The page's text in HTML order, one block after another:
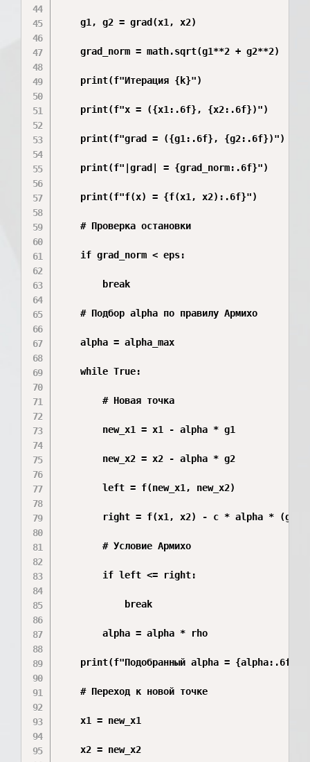
    g1, g2 = grad(x1, x2)
    grad_norm = math.sqrt(g1**2 + g2**2)
    print(f"Итерация {k}")
    print(f"x = ({x1:.6f}, {x2:.6f})")
    print(f"grad = ({g1:.6f}, {g2:.6f})")
    print(f"|grad| = {grad_norm:.6f}")
    print(f"f(x) = {f(x1, x2):.6f}")
    # Проверка остановки
    if grad_norm < eps:
        break
    # Подбор alpha по правилу Армихо
    alpha = alpha_max
    while True:
        # Новая точка
        new_x1 = x1 - alpha * g1
        new_x2 = x2 - alpha * g2
        left = f(new_x1, new_x2)
right = f(x1, x2) - c * alpha *
        # Условие Армихо
        if left <= right:
            break
        alpha = alpha * rho
print(f"Подобранный alpha =
    # Переход к новой точке
    x1 = new_x1
    x2 = new_x2